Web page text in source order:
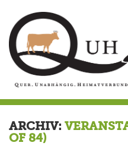
content
ARCHIV:
OF 84)